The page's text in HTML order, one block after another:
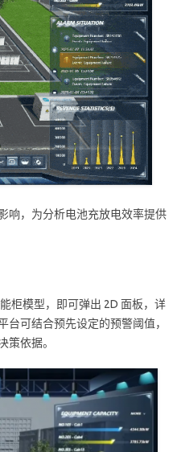
响，为分析电池充放电效率提供
柜模型，即可弹出 2D 面板，详
可结合预先设定的预警阈值，
策依据。